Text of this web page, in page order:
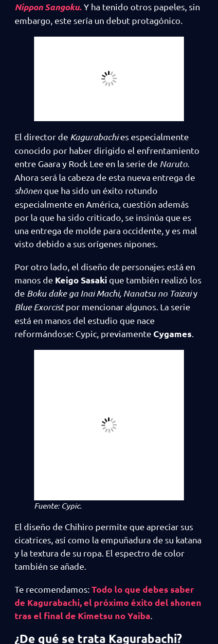
Nippon Sangoku.Y ha tenido otros papeles, sin
embargo, este sería un debut protagónico.
El director de Kagurabachies especialmente
conocido por haber dirigido el enfrentamiento
entre Gaara y Rock Lee en la serie de Naruto.
Ahora será la cabeza de esta nueva entrega de
shōnen que ha sido un éxito rotundo
especialmente en América, cuestión además
por la que ha sido criticado, se insinúa que es
una entrega de molde para occidente, y es mal
visto debido a sus orígenes nipones.
Por otro lado, el diseño de personajes está en
manos de Keigo Sasaki que también realizó los
de Boku dake ga Inai Machi, Nanatsu no Taizaiy
Blue Exorcistpor mencionar algunos. La serie
está en manos del estudio que nace
reformándose: Cypic, previamente Cygames
Fuente: Cypic.
El diseño de Chihiro permite que apreciar sus
cicatrices, así como la empuñadura de su katana
y la textura de su ropa. El espectro de color
también se añade.
Te recomendamos:Todo lo que debes saber
de Kagurabachi, el próximo éxito del shonen
tras el final de Kimetsu no Yaiba
¿De qué se trata Kagurabachi?